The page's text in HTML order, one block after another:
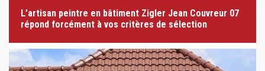
L’artisan peintre en bâtiment Zigler Jean Couvreur 07
répond forcément à vos critères de sélection